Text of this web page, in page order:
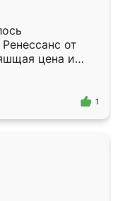
от
цена и
Приехавший
самый
1